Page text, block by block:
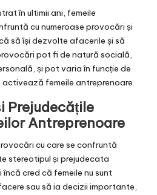
în ultimii ani, femeile
cu numeroase provocări și
să își dezvolte afacerile și să
pot fi de natură socială,
și pot varia în funcție de
femeile antreprenoare.
Prejudecățile
Antreprenoare
cu care se confruntă
stereotipul și prejudecata
cred că femeile nu sunt
sau să ia decizii importante,